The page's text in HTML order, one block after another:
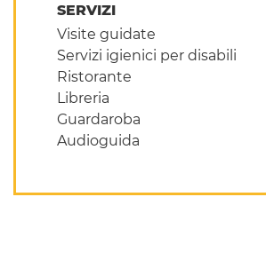
SERVIZI
Visite guidate
Servizi igienici per disabili
Ristorante
Libreria
Guardaroba
Audioguida